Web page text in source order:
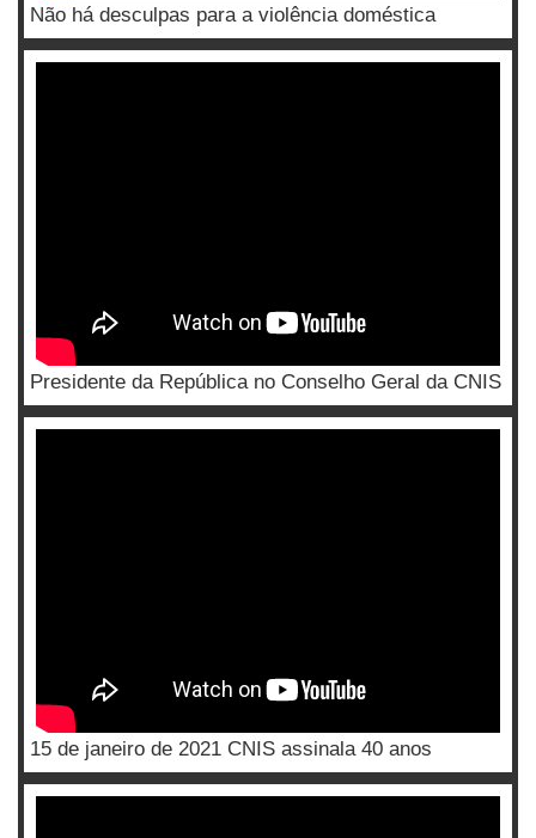
Não há desculpas para a violência doméstica
Presidente da República no Conselho Geral da CNIS
15 de janeiro de 2021 CNIS assinala 40 anos